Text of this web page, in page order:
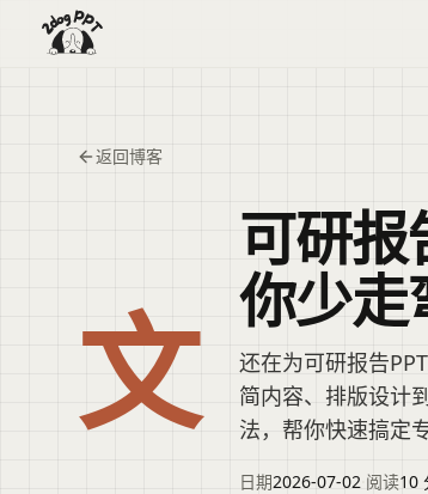
返回博客
文
可研报
你少走
还在为可研报告
简内容、排版设计
法，帮你快速搞定
日期2026-07-02 阅读10